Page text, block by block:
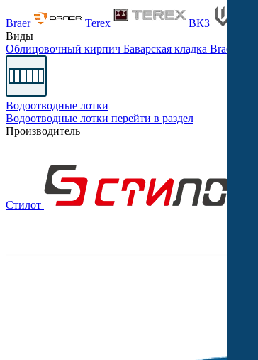
Braer Terex ВКЗ
Виды
Облицовочный кирпич Баварская кладка Braer PRO
Водоотводные лотки
Водоотводные лотки перейти в раздел
Производитель
Стилот